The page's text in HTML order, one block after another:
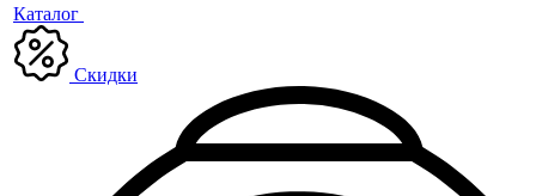
Каталог
Скидки